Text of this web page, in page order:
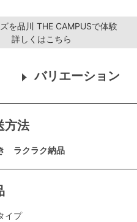
を品川 THE CAMPUSで体験
詳しくはこちら
バリエーション
方法
ラクラク納品
イプ